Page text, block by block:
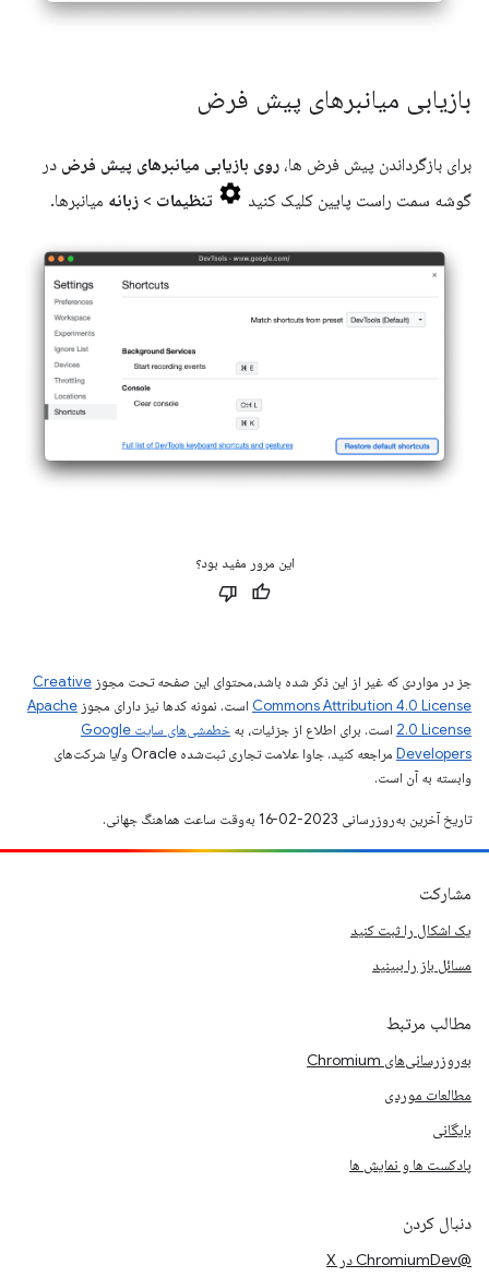
بازیابی میانبرهای پیش فرض
برای بازگرداندن پیش فرض ها، روی بازیابی میانبرهای پیش فرض در
گوشه سمت راست پایین کلیک کنید
تنظیمات > زبانه میانبرها.
این مرور مفید بود؟
جز در مواردی که غیر از این ذکر شده باشد،‌محتوای این صفحه تحت مجوز Creative
Commons Attribution 4.0 License است. نمونه کدها نیز دارای مجوز Apache
2.0 License است. برای اطلاع از جزئیات، به
خطمشی‌های سایت Google
Developers‏
مراجعه کنید. جاوا علامت تجاری ثبت‌شده Oracle و/یا شرکت‌های
وابسته به آن است.
تاریخ آخرین به‌روزرسانی 2023-02-16 به‌وقت ساعت هماهنگ جهانی.
مشارکت
یک اشکال را ثبت کنید
مسائل باز را ببینید
مطالب مرتبط
به‌روزرسانی‌های Chromium
مطالعات موردی
بایگانی
پادکست ها و نمایش ها
دنبال کردن
@ChromiumDev در X